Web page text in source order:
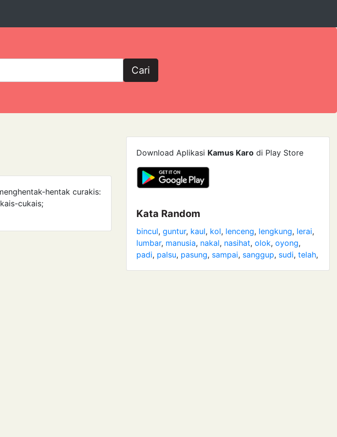
Cari
hentak curakis:
cukais;
Download Aplikasi Kamus Karo di Play Store
Kata Random
bincul, guntur, kaul, kol, lenceng, lengkung, lerai,
lumbar, manusia, nakal, nasihat, olok, oyong,
padi, palsu, pasung, sampai, sanggup, sudi, telah,